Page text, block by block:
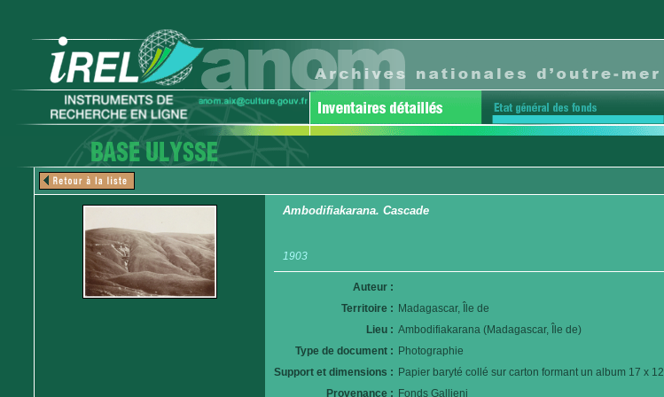
Ambodifiakarana. Cascade
1903
Auteur :
Territoire : Madagascar, Île de
Lieu : Ambodifiakarana (Madagascar, Île de)
Type de document : Photographie
Support et dimensions : Papier baryté collé sur carton formant un album 17 x 12
Provenance : Fonds Gallieni